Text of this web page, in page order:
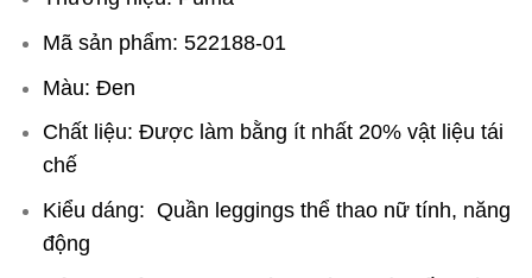
Mã sản phẩm: 522188-01
Màu: Đen
Chất liệu: Được làm bằng ít nhất 20% vật liệu tái
chế
Kiểu dáng: Quần leggings thể thao nữ tính, năng
động